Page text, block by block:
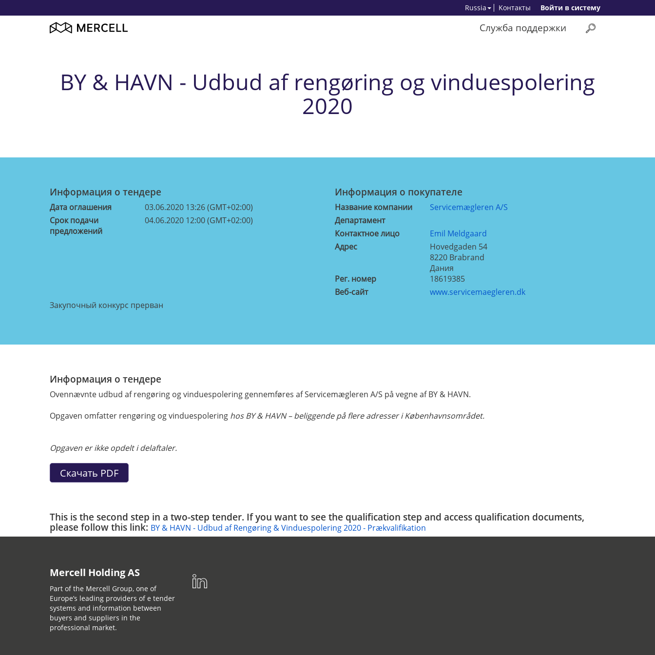
Bойти в систему
Kонтакты
Russia
Служба поддержки
BY & HAVN - Udbud af rengøring og vinduespolering
2020
Информация о тендерe
Дата оглашения
03.06.2020 13:26 (GMT+02:00)
Срок подачи
предложений
04.06.2020 12:00 (GMT+02:00)
Информация о покупателе
Название компании
Servicemægleren A/S
Департамент
Контактное лицо
Emil Meldgaard
Aдрес
Hovedgaden 54
8220 Brabrand
Дания
Рег. номер
18619385
Веб-сайт
www.servicemaegleren.dk
Закупочный конкурс прерван
Информация о тендере
Ovennævnte udbud af rengøring og vinduespolering gennemføres af Servicemægleren A/S på vegne af BY & HAVN.
Opgaven omfatter rengøring og vinduespolering hos BY & HAVN – beliggende på flere adresser i Københavnsområdet.
Opgaven er ikke opdelt i delaftaler.
This is the second step in a two-step tender. If you want to see the qualification step and access qualification documents,
please follow this link: BY & HAVN - Udbud af Rengøring & Vinduespolering 2020 - Prækvalifikation
Mercell Holding AS
Part of the Mercell Group, one of
Europe’s leading providers of e tender
systems and information between
buyers and suppliers in the
professional market.